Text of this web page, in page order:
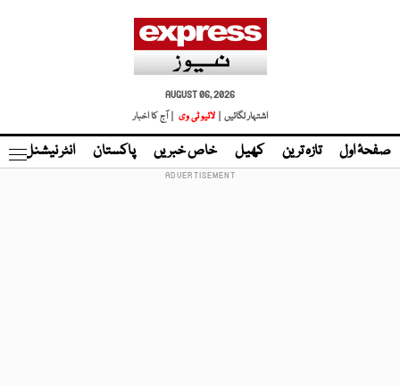
AUGUST 06, 2026
اشتہار لگائیں |
لائیو ٹی وی | آج کا اخبار
صفحۂ اول تازہ ترین کھیل خاص خبریں پاکستان انٹر نیشنل